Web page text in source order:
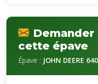
cette épave
Épave : JOHN DEERE